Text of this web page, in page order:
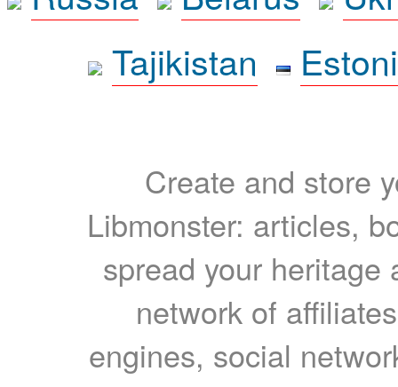
Tajikistan
Create and store
Libmonster: articles,
spread your heritage
network of
engines, social